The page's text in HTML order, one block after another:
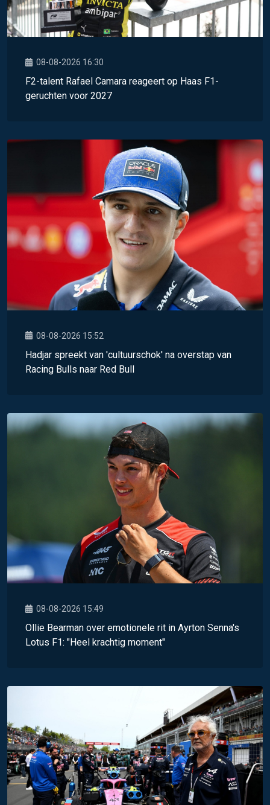
08-08-2026 16:30
F2-talent Rafael Camara reageert op Haas F1-
geruchten voor 2027
08-08-2026 15:52
Hadjar spreekt van 'cultuurschok' na overstap van
Racing Bulls naar Red Bull
08-08-2026 15:49
Ollie Bearman over emotionele rit in Ayrton Senna's
Lotus F1: "Heel krachtig moment"